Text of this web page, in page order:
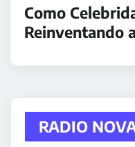
Como
Reinventando
RADIO